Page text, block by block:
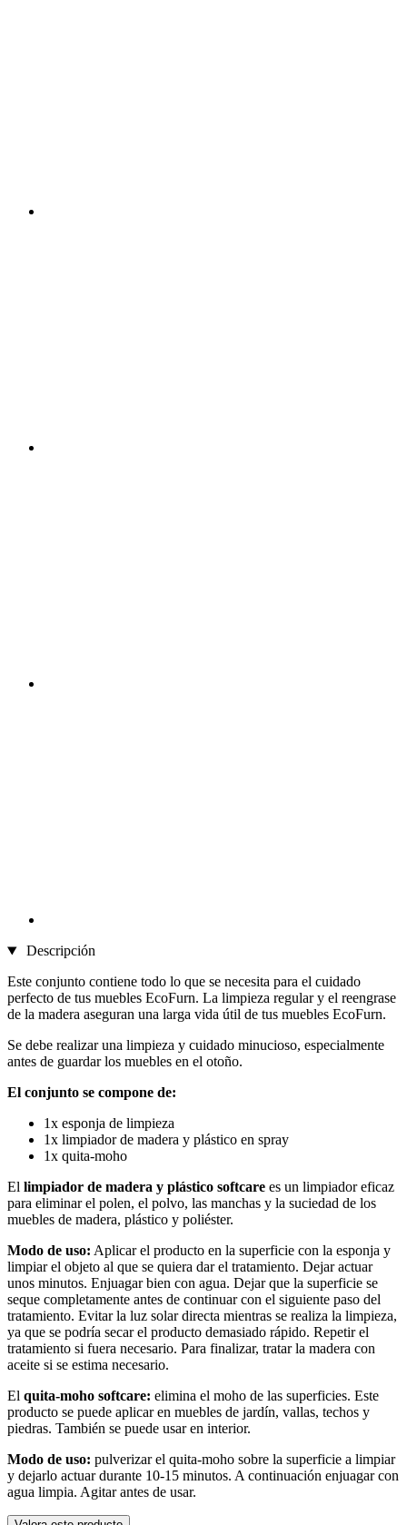
Descripción
Este conjunto contiene todo lo que se necesita para el cuidado
perfecto de tus muebles EcoFurn. La limpieza regular y el reengrase
de la madera aseguran una larga vida útil de tus muebles EcoFurn.
Se debe realizar una limpieza y cuidado minucioso, especialmente
antes de guardar los muebles en el otoño.
El conjunto se compone de:
1x esponja de limpieza
1x limpiador de madera y plástico en spray
1x quita-moho
El limpiador de madera y plástico softcare es un limpiador eficaz
para eliminar el polen, el polvo, las manchas y la suciedad de los
muebles de madera, plástico y poliéster.
Modo de uso: Aplicar el producto en la superficie con la esponja y
limpiar el objeto al que se quiera dar el tratamiento. Dejar actuar
unos minutos. Enjuagar bien con agua. Dejar que la superficie se
seque completamente antes de continuar con el siguiente paso del
tratamiento. Evitar la luz solar directa mientras se realiza la limpieza,
ya que se podría secar el producto demasiado rápido. Repetir el
tratamiento si fuera necesario. Para finalizar, tratar la madera con
aceite si se estima necesario.
El quita-moho softcare: elimina el moho de las superficies. Este
producto se puede aplicar en muebles de jardín, vallas, techos y
piedras. También se puede usar en interior.
Modo de uso: pulverizar el quita-moho sobre la superficie a limpiar
y dejarlo actuar durante 10-15 minutos. A continuación enjuagar con
agua limpia. Agitar antes de usar.